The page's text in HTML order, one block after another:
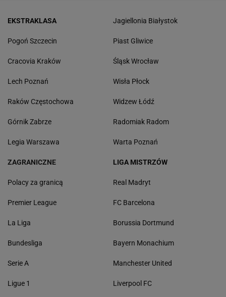
EKSTRAKLASA
Pogoń Szczecin
Cracovia Kraków
Lech Poznań
Raków Częstochowa
Górnik Zabrze
Legia Warszawa
Jagiellonia Białystok
Piast Gliwice
Śląsk Wrocław
Wisła Płock
Widzew Łódź
Radomiak Radom
Warta Poznań
ZAGRANICZNE
Polacy za granicą
Premier League
La Liga
Bundesliga
Serie A
Ligue 1
LIGA MISTRZÓW
Real Madryt
FC Barcelona
Borussia Dortmund
Bayern Monachium
Manchester United
Liverpool FC